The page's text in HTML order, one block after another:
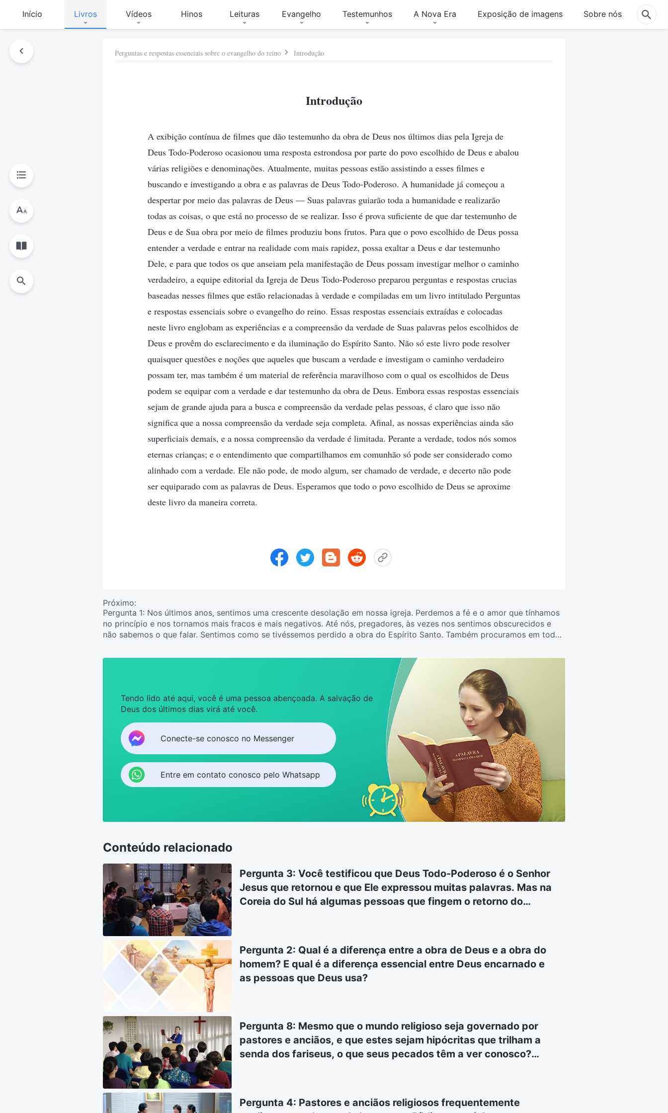
Início Livros Vídeos Hinos Leituras Evangelho Testemunhos A Nova Era Exposição de imagens Sobre nós
Perguntas e respostas essenciais sobre o evangelho do reino Introdução
Introdução
A exibição contínua de filmes que dão testemunho da obra de Deus nos últimos dias pela Igreja de
Deus Todo-Poderoso ocasionou uma resposta estrondosa por parte do povo escolhido de Deus e abalou
várias religiões e denominações. Atualmente, muitas pessoas estão assistindo a esses filmes e
buscando e investigando a obra e as palavras de Deus Todo-Poderoso. A humanidade já começou a
despertar por meio das palavras de Deus — Suas palavras guiarão toda a humanidade e realizarão
todas as coisas, o que está no processo de se realizar. Isso é prova suficiente de que dar testemunho de
Deus e de Sua obra por meio de filmes produziu bons frutos. Para que o povo escolhido de Deus possa
entender a verdade e entrar na realidade com mais rapidez, possa exaltar a Deus e dar testemunho
Dele, e para que todos os que anseiam pela manifestação de Deus possam investigar melhor o caminho
verdadeiro, a equipe editorial da Igreja de Deus Todo-Poderoso preparou perguntas e respostas crucias
baseadas nesses filmes que estão relacionadas à verdade e compiladas em um livro intitulado Perguntas
e respostas essenciais sobre o evangelho do reino. Essas respostas essenciais extraídas e colocadas
neste livro englobam as experiências e a compreensão da verdade de Suas palavras pelos escolhidos de
Deus e provêm do esclarecimento e da iluminação do Espírito Santo. Não só este livro pode resolver
quaisquer questões e noções que aqueles que buscam a verdade e investigam o caminho verdadeiro
possam ter, mas também é um material de referência maravilhoso com o qual os escolhidos de Deus
podem se equipar com a verdade e dar testemunho da obra de Deus. Embora essas respostas essenciais
sejam de grande ajuda para a busca e compreensão da verdade pelas pessoas, é claro que isso não
significa que a nossa compreensão da verdade seja completa. Afinal, as nossas experiências ainda são
superficiais demais, e a nossa compreensão da verdade é limitada. Perante a verdade, todos nós somos
eternas crianças; e o entendimento que compartilhamos em comunhão só pode ser considerado como
alinhado com a verdade. Ele não pode, de modo algum, ser chamado de verdade, e decerto não pode
ser equiparado com as palavras de Deus. Esperamos que todo o povo escolhido de Deus se aproxime
deste livro da maneira correta.
Próximo:
Pergunta 1: Nos últimos anos, sentimos uma crescente desolação em nossa igreja. Perdemos a fé e o amor que tínhamos
no princípio e nos tornamos mais fracos e mais negativos. Até nós, pregadores, às vezes nos sentimos obscurecidos e
não sabemos o que falar. Sentimos como se tivéssemos perdido a obra do Espírito Santo. Também procuramos em toda
todas as denominações estão passando fome?
Tendo lido até aqui, você é uma pessoa abençoada. A salvação de
Deus dos últimos dias virá até você.
Conecte-se conosco no Messenger
Entre em contato conosco pelo Whatsapp
Conteúdo relacionado
Pergunta 3: Você testificou que Deus Todo-Poderoso é o Senhor
Jesus que retornou e que Ele expressou muitas palavras. Mas na
Coreia do Sul há algumas pessoas que fingem o retorno do
seguidores. Eu gostaria de ouvir o que você pensa sobre como
distinguir as palavras desses falsos cristos.
Pergunta 2: Qual é a diferença entre a obra de Deus e a obra do
homem? E qual é a diferença essencial entre Deus encarnado e
as pessoas que Deus usa?
Pergunta 8: Mesmo que o mundo religioso seja governado por
pastores e anciãos, e que estes sejam hipócritas que trilham a
senda dos fariseus, o que seus pecados têm a ver conosco?
senda dos fariseus. Como é que também nos tornamos fariseus?
Pergunta 4: Pastores e anciãos religiosos frequentemente